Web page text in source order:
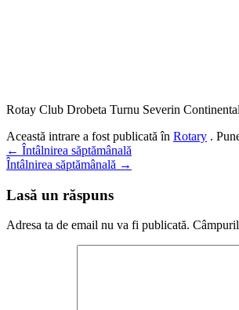
Rotay Club Drobeta Turnu Severin
Această intrare a fost publicată în Rotary .
Navigare
în
articole
← Întâlnirea săptămânală
Întâlnirea săptămânală →
Lasă un răspuns
Adresa ta de email nu va fi publicată.